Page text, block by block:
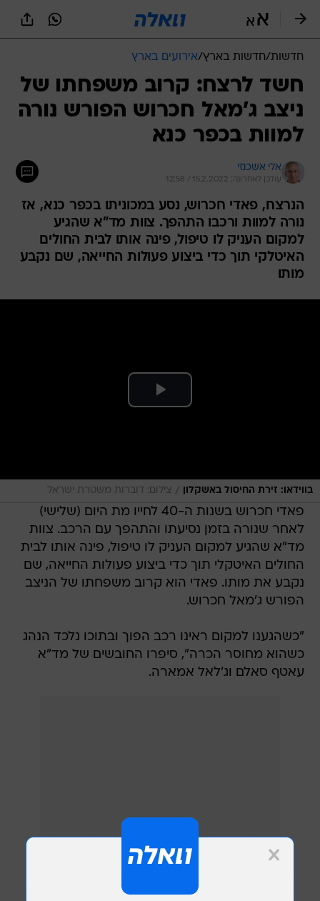
חדשות/חדשות בארץ/אירועים בארץ
חשד לרצח: קרוב משפחתו של
ניצב ג'מאל חכרוש הפורש נורה
למוות בכפר כנא
אלי אשכנזי
עודכן לאחרונה: 15.2.2022 / 12:58
הנרצח, פאדי חכרוש, נסע במכוניתו בכפר כנא, אז
נורה למוות ורכבו התהפך. צוות מד"א שהגיע
למקום העניק לו טיפול, פינה אותו לבית החולים
האיטלקי תוך כדי ביצוע פעולות החייאה, שם נקבע
מותו
בווידאו: זירת החיסול באשקלון / צילום: דוברות משטרת ישראל
פאדי חכרוש בשנות ה-40 לחייו מת היום (שלישי)
לאחר שנורה בזמן נסיעתו והתהפך עם הרכב. צוות
מד"א שהגיע למקום העניק לו טיפול, פינה אותו לבית
החולים האיטקלי תוך כדי ביצוע פעולות החייאה, שם
נקבע את מותו. פאדי הוא קרוב משפחתו של הניצב
הפורש ג'מאל חכרוש.
"כשהגענו למקום ראינו רכב הפוך ובתוכו נלכד הנהג
כשהוא מחוסר הכרה", סיפרו החובשים של מד"א
עאטף סאלם וג'לאל אמארה.